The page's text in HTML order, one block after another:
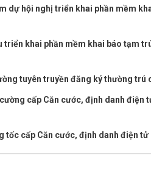
dự hội nghị triển khai phần mềm
triển khai phần mềm khai báo tạm
tuyên truyền đăng ký thường trú
cấp Căn cước, định danh
tốc cấp Căn cước, định danh điện tử